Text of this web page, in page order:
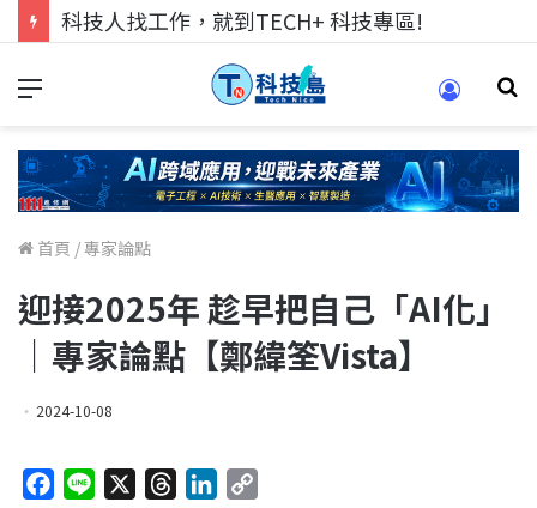
科技人找工作，就到TECH+ 科技專區!
首頁 /專家論點
迎接2025年 趁早把自己「AI化」
｜專家論點【鄭緯筌Vista】
2024-10-08